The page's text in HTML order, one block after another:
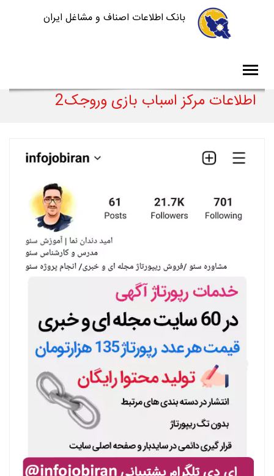
بانک اطلاعات اصناف و مشاغل ایران
اطلاعات مرکز اسباب بازی وروجک2